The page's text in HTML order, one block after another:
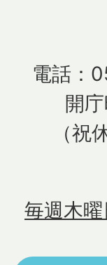
電話：
開
（
毎週木